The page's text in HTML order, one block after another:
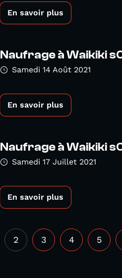
En savoir plus
Naufrage à Waikiki
Samedi 14 Août 2021
En savoir plus
Naufrage à Waikiki
Samedi 17 Juillet 2021
En savoir plus
2 3 4 5